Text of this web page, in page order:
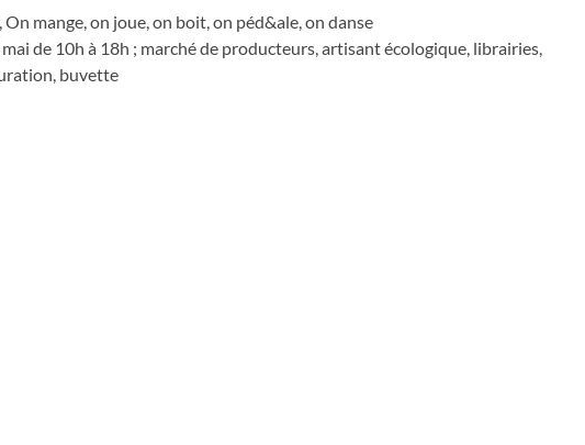
On mange, on joue, on boit, on péd&ale, on danse
mai de 10h à 18h ; marché de producteurs, artisant écologique, librairies,
buvette